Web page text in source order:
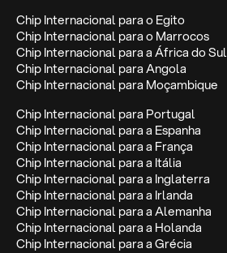
Chip Internacional para o Egito
Chip Internacional para o Marrocos
Chip Internacional para a África do Sul
Chip Internacional para Angola
Chip Internacional para Moçambique
Chip Internacional para Portugal
Chip Internacional para a Espanha
Chip Internacional para a França
Chip Internacional para a Itália
Chip Internacional para a Inglaterra
Chip Internacional para a Irlanda
Chip Internacional para a Alemanha
Chip Internacional para a Holanda
Chip Internacional para a Grécia